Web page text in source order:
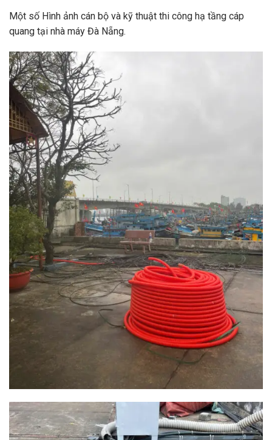
Một số Hình ảnh cán bộ và kỹ thuật thi công hạ tầng cáp
quang tại nhà máy Đà Nẵng.